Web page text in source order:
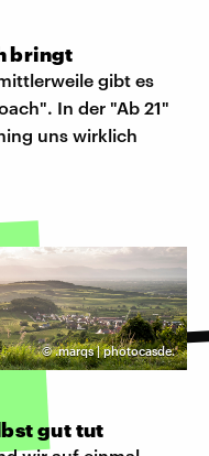
bringt
gibt es
In der "Ab 21"
uns wirklich
©.marqs | photocasde.
gut tut